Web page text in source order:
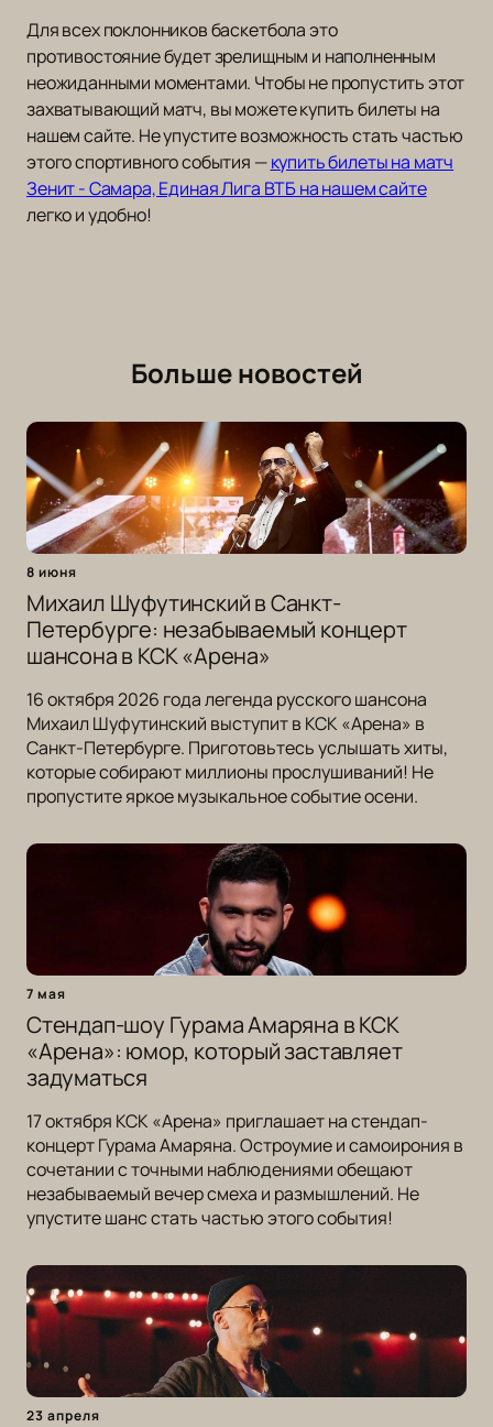
Для всех поклонников баскетбола это
противостояние будет зрелищным и наполненным
неожиданными моментами. Чтобы не пропустить этот
захватывающий матч, вы можете купить билеты на
нашем сайте. Не упустите возможность стать частью
этого спортивного события —купить билеты на матч
Зенит - Самара, Единая Лига ВТБ на нашем сайте
легко и удобно!
Больше новостей
8 июня
Михаил Шуфутинский в Санкт-
Петербурге: незабываемый концерт
шансона в КСК «Арена»
16 октября 2026 года легенда русского шансона
Михаил Шуфутинский выступит в КСК «Арена» в
Санкт-Петербурге. Приготовьтесь услышать хиты,
которые собирают миллионы прослушиваний! Не
пропустите яркое музыкальное событие осени.
7 мая
Стендап-шоу Гурама Амаряна в КСК
«Арена»: юмор, который заставляет
задуматься
17 октября КСК «Арена» приглашает на стендап-
концерт Гурама Амаряна. Остроумие и самоирония в
сочетании с точными наблюдениями обещают
незабываемый вечер смеха и размышлений. Не
упустите шанс стать частью этого события!
23 апреля